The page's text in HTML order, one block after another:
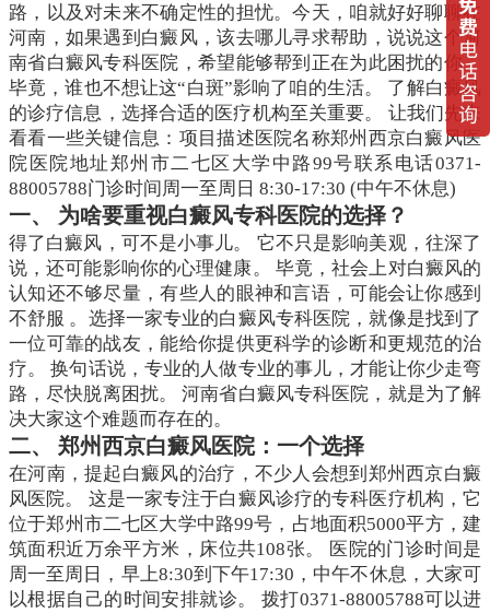
路，以及对未来不确定性的担忧。今天，咱就好好聊聊在
河南，如果遇到白癜风，该去哪儿寻求帮助，说说这个河
南省白癜风专科医院，希望能够帮到正在为此困扰的你。
毕竟，谁也不想让这“白斑”影响了咱的生活。 了解白癜风
的诊疗信息，选择合适的医疗机构至关重要。 让我们先来
看看一些关键信息：项目描述医院名称郑州西京白癜风医
院医院地址郑州市二七区大学中路99号联系电话0371-
88005788门诊时间周一至周日 8:30-17:30 (中午不休息)
一、 为啥要重视白癜风专科医院的选择？
得了白癜风，可不是小事儿。 它不只是影响美观，往深了
说，还可能影响你的心理健康。 毕竟，社会上对白癜风的
认知还不够尽量，有些人的眼神和言语，可能会让你感到
不舒服 。选择一家专业的白癜风专科医院，就像是找到了
一位可靠的战友，能给你提供更科学的诊断和更规范的治
疗。 换句话说，专业的人做专业的事儿，才能让你少走弯
路，尽快脱离困扰。 河南省白癜风专科医院，就是为了解
决大家这个难题而存在的。
二、 郑州西京白癜风医院：一个选择
在河南，提起白癜风的治疗，不少人会想到郑州西京白癜
风医院。 这是一家专注于白癜风诊疗的专科医疗机构，它
位于郑州市二七区大学中路99号，占地面积5000平方，建
筑面积近万余平方米，床位共108张。 医院的门诊时间是
周一至周日，早上8:30到下午17:30，中午不休息，大家可
以根据自己的时间安排就诊。 拨打0371-88005788可以进